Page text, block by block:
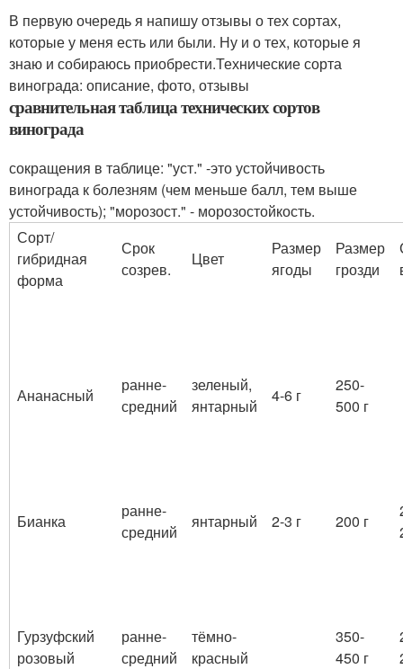
В первую очередь я напишу отзывы о тех сортах,
которые у меня есть или были. Ну и о тех, которые я
знаю и собираюсь приобрести.Технические сорта
винограда: описание, фото, отзывы
сравнительная таблица технических сортов
винограда
сокращения в таблице: "уст." -это устойчивость
винограда к болезням (чем меньше балл, тем выше
устойчивость); "морозост." - морозостойкость.
Сорт/
гибридная
форма
Срок
созрев.
Цвет
Размер
ягоды
Размер
грозди
Ананасный
ранне-
средний
зеленый,
янтарный
4-6 г
250-
500 г
Бианка
ранне-
средний
янтарный 2-3 г 200 г
Гурзуфский
розовый
ранне-
средний
тёмно-
красный
350-
450 г